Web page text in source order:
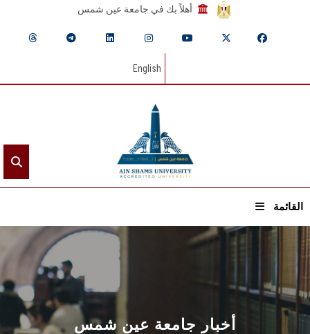
أهلاً بك في جامعة عين شمس
English
القائمة
الرئيسيـة
عن الجامعة
القطاعـات أخبار جامعة عين شمس